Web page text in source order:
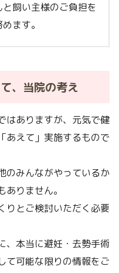
飼い主様のご負担を
ます。
、当院の考え
はありますが、元気で健
あえて」実施するもので
のみんながやっているか
りません。
りとご検討いただく必要
、本当に避妊・去勢手術
て可能な限りの情報をご